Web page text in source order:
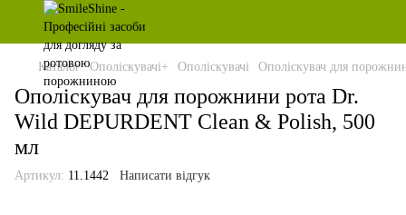
Каталог Ополіскувачі+ Ополіскувачі Ополіскувач для
Ополіскувач для порожнини рота Dr.
Wild DEPURDENT Clean & Polish, 500
мл
Артикул: 11.1442 Написати відгук